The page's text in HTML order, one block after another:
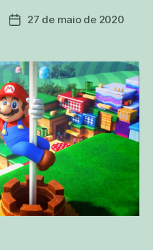
Data27 de maio de 2020